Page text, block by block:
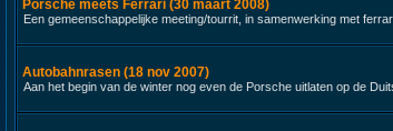
Porsche meets Ferrari (30 maart 2008)
Een gemeenschappelijke meeting/tourrit, in samenwerking met
Autobahnrasen (18 nov 2007)
Aan het begin van de winter nog even de Porsche uitlaten op de